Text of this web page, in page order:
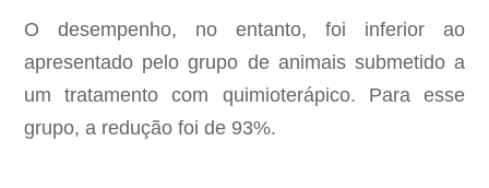
O desempenho, no entanto, foi inferior ao
apresentado pelo grupo de animais submetido a
um tratamento com quimioterápico. Para esse
grupo, a redução foi de 93%.